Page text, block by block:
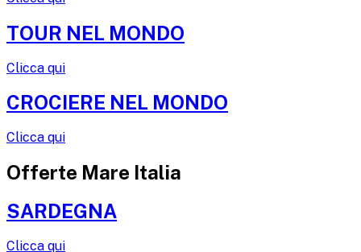
TOUR NEL MONDO
Clicca qui
CROCIERE NEL MONDO
Clicca qui
Offerte Mare Italia
SARDEGNA
Clicca qui